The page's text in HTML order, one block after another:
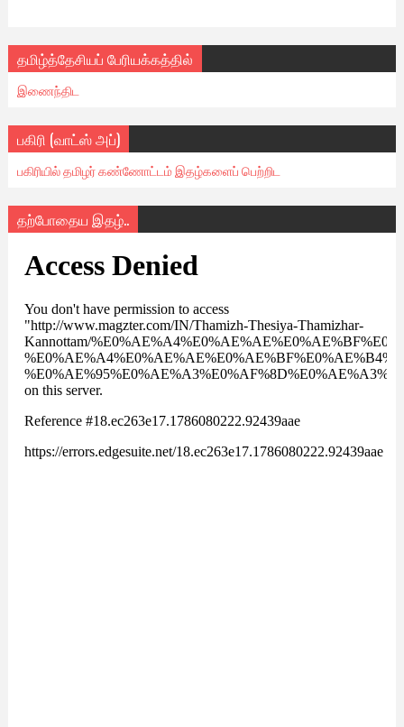
தமிழ்த்தேசியப் பேரியக்கத்தில்
இணைந்திட
பகிரி (வாட்ஸ் அப்)
பகிரியில் தமிழர் கண்ணோட்டம் இதழ்களைப் பெற்றிட
தற்போதைய இதழ்..